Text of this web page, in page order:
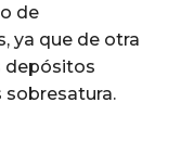
de
ya que de otra
depósitos
sobresatura.